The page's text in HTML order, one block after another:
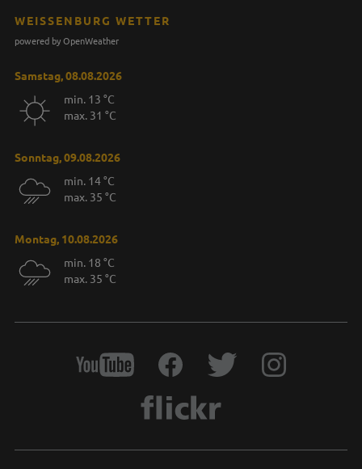
WEISSENBURG WETTER
powered by OpenWeather
Samstag, 08.08.2026
min. 13 °C
max. 31 °C
Sonntag, 09.08.2026
min. 14 °C
max. 35 °C
Montag, 10.08.2026
min. 18 °C
max. 35 °C